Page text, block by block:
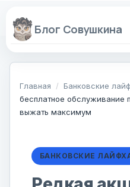
содержанию
Главная / Банковские
бесплатное обслуживание
выжать максимум
БАНКОВСКИЕ